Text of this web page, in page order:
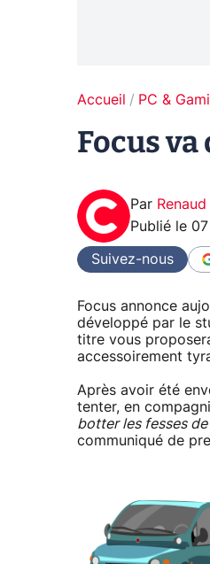
Accueil PC &
Focus
Par
Publié le
Suivez-nous
Focus annonce
développé par le
titre vous
accessoirement
Après avoir été
tenter, en
botter les fesses
communiqué de